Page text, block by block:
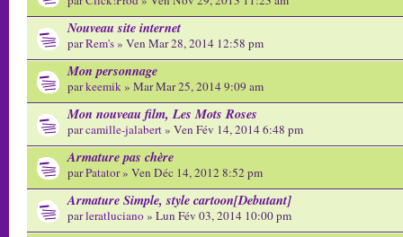
Nouveau site internet
parRem's» Ven Mar 28, 2014 12:58 pm
Mon personnage
parkeemik» Mar Mar 25, 2014 9:09 am
Mon nouveau film, Les Mots Roses
parcamille-jalabert» Ven Fév 14, 2014 6:48 pm
Armature pas chère
parPatator» Ven Déc 14, 2012 8:52 pm
Armature Simple, style cartoon[Debutant]
parleratluciano» Lun Fév 03, 2014 10:00 pm